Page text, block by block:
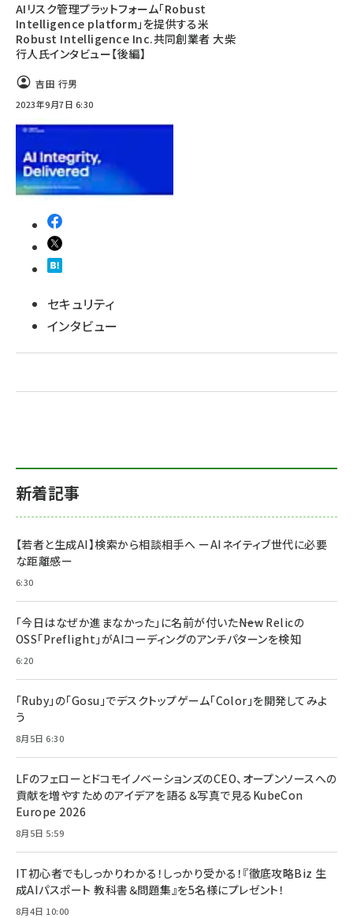
AIリスク管理プラットフォーム「Robust
Intelligence platform」を提供する米
Robust Intelligence Inc.共同創業者 大柴
行人氏インタビュー【後編】
吉田 行男
2023年9月7日 6:30
セキュリティ
インタビュー
新着記事
【若者と生成AI】検索から相談相手へ ーAIネイティブ世代に必要
な距離感ー
6:30
「今日はなぜか進まなかった」に名前が付いた――New Relicの
OSS「Preflight」がAIコーディングのアンチパターンを検知
6:20
「Ruby」の「Gosu」でデスクトップゲーム「Color」を開発してみよ
う
8月5日 6:30
LFのフェローとドコモイノベーションズのCEO、オープンソースへの
貢献を増やすためのアイデアを語る＆写真で見るKubeCon
Europe 2026
8月5日 5:59
IT初心者でもしっかりわかる！しっかり受かる！『徹底攻略Biz 生
成AIパスポート 教科書＆問題集』を5名様にプレゼント！
8月4日 10:00